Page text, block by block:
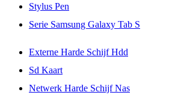
Stylus Pen
Serie Samsung Galaxy Tab S
Externe Harde Schijf Hdd
Sd Kaart
Netwerk Harde Schijf Nas